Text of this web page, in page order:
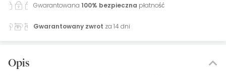
Gwarantowana 100% bezpieczna płatność
Gwarantowany zwrot za 14 dni
Opis